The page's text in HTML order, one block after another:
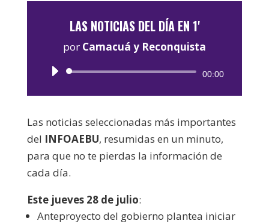
LAS NOTICIAS DEL DÍA EN 1'
por Camacuá y Reconquista
Reproductor
00:00
Las noticias seleccionadas más importantes
del INFOAEBU, resumidas en un minuto,
para que no te pierdas la información de
cada día.
Este jueves 28 de julio:
Anteproyecto del gobierno plantea iniciar